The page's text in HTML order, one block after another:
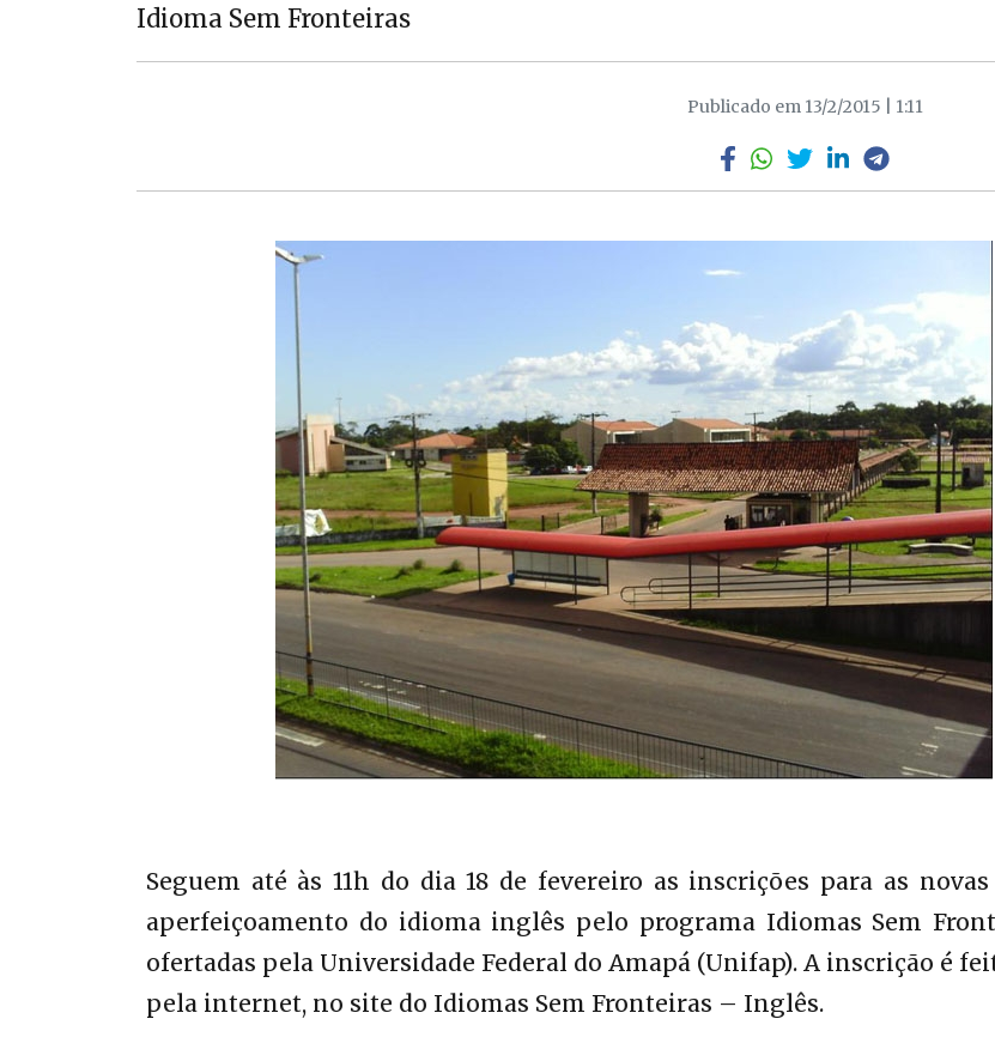
Idioma Sem Fronteiras
Publicado em 13/2/2015 | 1:11
Seguem até às 11h do dia 18 de fevereiro as inscrições para as
aperfeiçoamento do idioma inglês pelo programa Idiomas Sem
ofertadas pela Universidade Federal do Amapá (Unifap). A inscrição é
pela internet, no site do Idiomas Sem Fronteiras – Inglês.